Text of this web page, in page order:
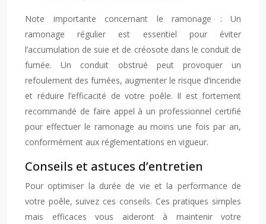
Note importante concernant le ramonage : Un
ramonage régulier est essentiel pour éviter
l’accumulation de suie et de créosote dans le conduit de
fumée. Un conduit obstrué peut provoquer un
refoulement des fumées, augmenter le risque d’incendie
et réduire l’efficacité de votre poêle. Il est fortement
recommandé de faire appel à un professionnel certifié
pour effectuer le ramonage au moins une fois par an,
conformément aux réglementations en vigueur.
Conseils et astuces d’entretien
Pour optimiser la durée de vie et la performance de
votre poêle, suivez ces conseils. Ces pratiques simples
mais efficaces vous aideront à maintenir votre